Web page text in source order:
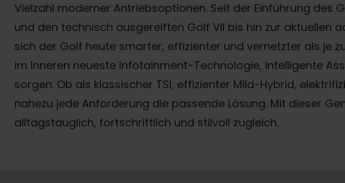
Vielzahl moderner Antriebsoptionen. Seit der Einführung des
und den technisch ausgereiften Golf VII bis hin zur aktuellen
sich der Golf heute smarter, effizienter und vernetzter als je
im Inneren neueste Infotainment-Technologie, intelligente
sorgen. Ob als klassischer TSI, effizienter Mild-Hybrid,
nahezu jede Anforderung die passende Lösung. Mit dieser
alltagstauglich, fortschrittlich und stilvoll zugleich.